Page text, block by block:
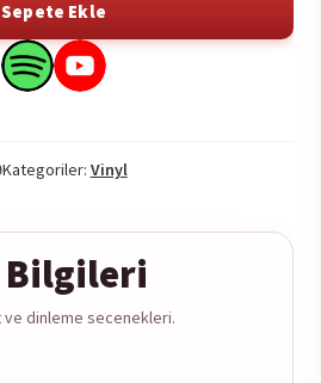
Sepete Ekle
Search
on
Search
on
Kategoriler: Vinyl
Bilgileri
dinleme secenekleri.